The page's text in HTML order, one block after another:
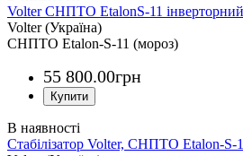
Volter СНПТО EtalonS-11
Volter (Україна)
СНПТО Etalon-S-11 (мороз)
55 800.00грн
Стабілізатор Volter, СНПТО Etalon-S-